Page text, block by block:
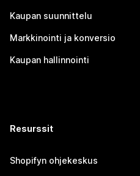
Kaupan suunnittelu
Markkinointi ja konversio
Kaupan hallinnointi
Resurssit
Shopifyn ohjekeskus